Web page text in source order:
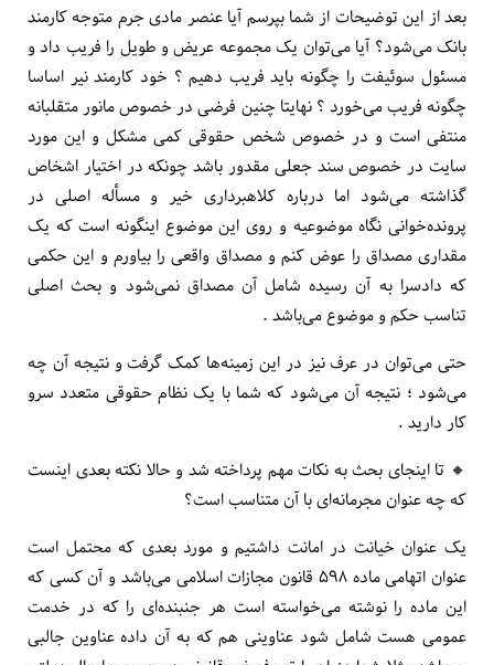
بعد از این توضیحات از شما بپرسم آیا عنصر مادی جرم متوجه کارمند
بانک می‌شود؟ آیا می‌توان یک مجموعه عریض و طویل را فریب داد و
مسئول سوئیفت را چگونه باید فریب دهیم ؟ خود کارمند نیر اساسا
چگونه فریب می‌خورد ؟ نهایتا چنین فرضی در خصوص مانور متقلبانه
منتفی است و در خصوص شخص حقوقی کمی مشکل و این مورد
سایت در خصوص سند جعلی مقدور باشد چونکه در اختیار اشخاص
گذاشته می‌شود اما درباره کلاهبرداری خیر و مسأله اصلی در
پرونده‌خوانی نگاه موضوعیه و روی این موضوع اینگونه است که یک
مقداری مصداق را عوض کنم و مصداق واقعی را بیاورم و این حکمی
که دادسرا به آن رسیده شامل آن مصداق نمی‌شود و بحث اصلی
تناسب حکم و موضوع می‌باشد .
حتی می‌توان در عرف نیز در این زمینه‌ها کمک گرفت و نتیجه آن چه
می‌شود ؛ نتیجه آن می‌شود که شما با یک نظام حقوقی متعدد سرو
کار دارید .
🔸️ تا اینجای بحث به نکات مهم پرداخته شد و حالا نکته بعدی اینست
که چه عنوان مجرمانه‌ای با آن متناسب است؟
یک عنوان خیانت در امانت داشتیم و مورد بعدی که محتمل است
عنوان اتهامی ماده ۵۹۸ قانون مجازات اسلامی می‌باشد و آن کسی که
این ماده را نوشته می‌خواسته است هر جنبنده‌ای را که در خدمت
عمومی هست شامل شود عناوینی هم که به آن داده عناوین جالبی